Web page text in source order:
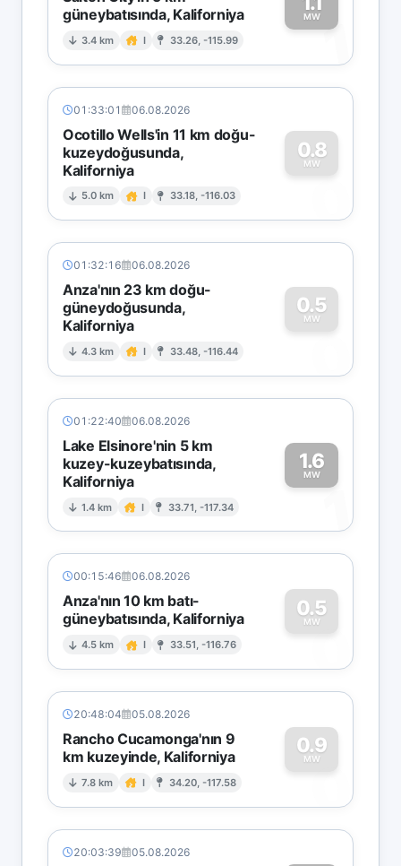
güneybatısında, Kaliforniya
3.4 km I 33.26, -115.99
MW1
01:33:01 06.08.2026
Ocotillo Wells'in 11 km doğu-
kuzeydoğusunda,
Kaliforniya
5.0 km I 33.18, -116.03
0.8
MW
0
01:32:16 06.08.2026
Anza'nın 23 km doğu-
güneydoğusunda,
Kaliforniya
4.3 km I 33.48, -116.44
0.5
MW
0
01:22:40 06.08.2026
Lake Elsinore'nin 5 km
kuzey-kuzeybatısında,
Kaliforniya
1.4 km I 33.71, -117.34
1.6
MW
1
00:15:46 06.08.2026
Anza'nın 10 km batı-
güneybatısında, Kaliforniya
4.5 km I 33.51, -116.76
0.5
MW
0
20:48:04 05.08.2026
Rancho Cucamonga'nın 9
km kuzeyinde, Kaliforniya
7.8 km I 34.20, -117.58
0.9
MW
0
20:03:39 05.08.2026